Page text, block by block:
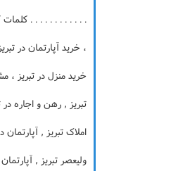
. . . . . . . . . . . . کلمات
، خرید آپارتمان در
خرید منزل در تبریز ،
تبریز , رهن و اجاره در
املاک تبریز , آپارتمان
ولیعصر تبریز ,